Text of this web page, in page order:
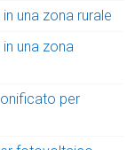
una zona rurale
una zona
per